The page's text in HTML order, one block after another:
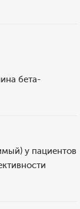
бета-
у пациентов